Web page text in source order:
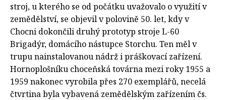
stroj, u kterého se od počátku uvažovalo o využití v
zemědělství, se objevil v polovině 50. let, kdy v
Chocni dokončili druhý prototyp stroje L-60
Brigadýr, domácího nástupce Storchu. Ten měl v
trupu nainstalovanou nádrž i práškovací zařízení.
Hornoplošníku choceňská továrna mezi roky 1955 a
1959 nakonec vyrobila přes 270 exemplářů, necelá
čtvrtina byla vybavená zemědělským zařízením čs.